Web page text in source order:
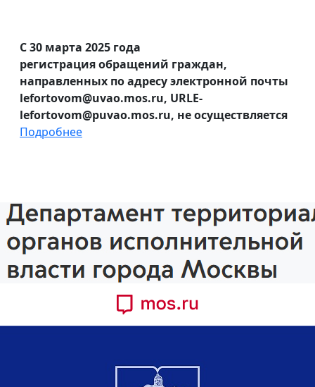
С 30 марта 2025 года
регистрация обращений граждан,
направленных по адресу электронной почты
lefortovom@uvao.mos.ru, URLE-
lefortovom@puvao.mos.ru, не осуществляется
Подробнее